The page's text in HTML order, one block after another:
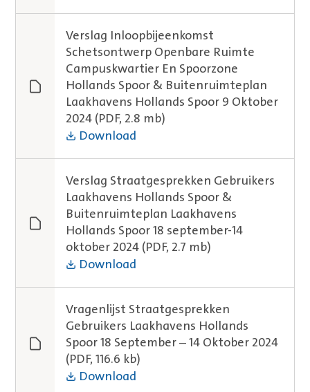
Verslag Inloopbijeenkomst
Schetsontwerp Openbare Ruimte
Campuskwartier En Spoorzone
Hollands Spoor & Buitenruimteplan
Laakhavens Hollands Spoor 9 Oktober
2024 (PDF, 2.8 mb)
Download
Verslag Straatgesprekken Gebruikers
Laakhavens Hollands Spoor &
Buitenruimteplan Laakhavens
Hollands Spoor 18 september-14
oktober 2024 (PDF, 2.7 mb)
Download
Vragenlijst Straatgesprekken
Gebruikers Laakhavens Hollands
Spoor 18 September – 14 Oktober 2024
(PDF, 116.6 kb)
Download